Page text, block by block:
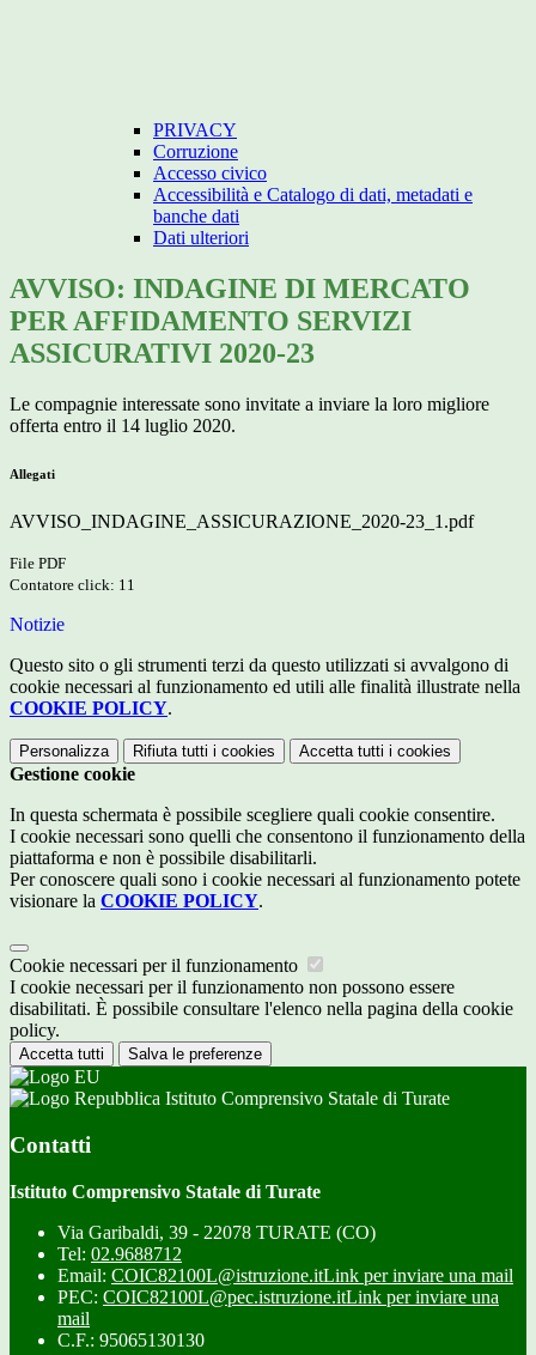
PRIVACY
Corruzione
Accesso civico
Accessibilità e Catalogo di dati, metadati e
banche dati
Dati ulteriori
AVVISO: INDAGINE DI MERCATO
PER AFFIDAMENTO SERVIZI
ASSICURATIVI 2020-23
Le compagnie interessate sono invitate a inviare la loro migliore
offerta entro il 14 luglio 2020.
Allegati
AVVISO_INDAGINE_ASSICURAZIONE_2020-23_1.pdf
File PDF
Contatore click: 11
Notizie
Questo sito o gli strumenti terzi da questo utilizzati si avvalgono di
cookie necessari al funzionamento ed utili alle finalità illustrate nella
COOKIE POLICY.
Personalizza Rifiuta tutti i cookies Accetta tutti i cookies
Gestione cookie
In questa schermata è possibile scegliere quali cookie consentire.
I cookie necessari sono quelli che consentono il funzionamento della
piattaforma e non è possibile disabilitarli.
Per conoscere quali sono i cookie necessari al funzionamento potete
visionare la COOKIE POLICY.
Cookie necessari per il funzionamento
I cookie necessari per il funzionamento non possono essere
disabilitati. È possibile consultare l'elenco nella pagina della cookie
policy.
Accetta tutti Salva le preferenze
Istituto Comprensivo Statale di Turate
Contatti
Istituto Comprensivo Statale di Turate
Via Garibaldi, 39 - 22078 TURATE (CO)
Tel: 02.9688712
Email: COIC82100L@istruzione.itLink per inviare una mail
PEC: COIC82100L@pec.istruzione.itLink per inviare una
mail
C.F.: 95065130130